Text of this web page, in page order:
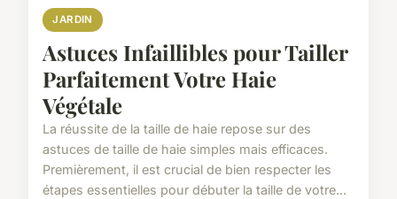
JARDIN
Astuces Infaillibles pour Tailler
Parfaitement Votre Haie
Végétale
La réussite de la taille de haie repose sur des
astuces de taille de haie simples mais efficaces.
Premièrement, il est crucial de bien respecter les
étapes essentielles pour débuter la taille de votre...